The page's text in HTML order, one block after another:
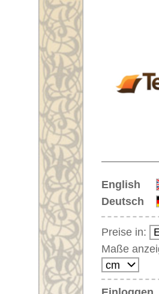
English
Deutsch
Preise in:
Maße anzeigen in:
Einloggen
Noch kein Kunden-
Login?
Ihr Warenkorb:
Ihr Warenkorb ist leer.
Artikelnummer: